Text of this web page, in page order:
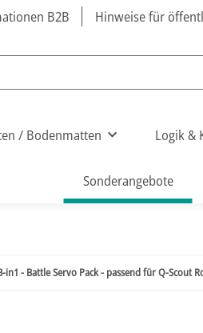
B2B Hinweise für
/ Bodenmatten Logik &
Sonderangebote
- Battle Servo Pack - passend für Q-Scout